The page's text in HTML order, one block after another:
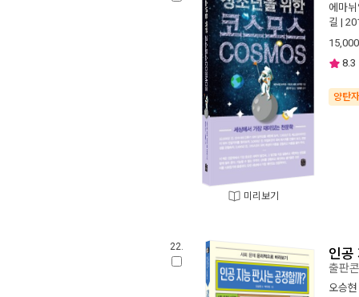
미리보기
에마
길 |
15,000
8.3
양탄
22. 인공
출판
오승현